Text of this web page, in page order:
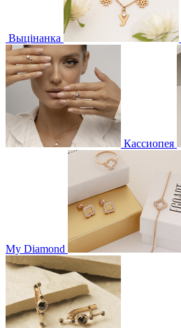
Выцінанка
Кассиопея
My Diamond